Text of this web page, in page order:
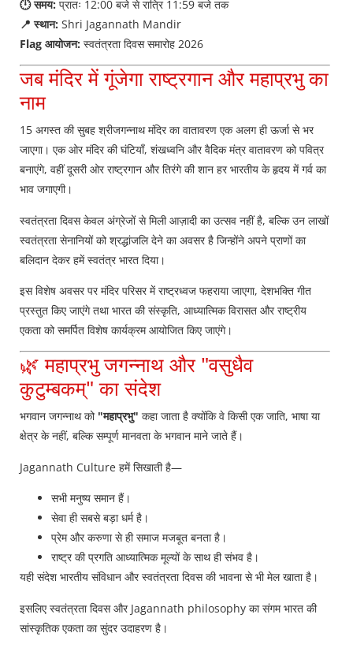
🕛 समय: प्रातः 12:00 बजे से रात्रि 11:59 बजे तक
📍 स्थान: Shri Jagannath Mandir
Flag आयोजन: स्वतंत्रता दिवस समारोह 2026
जब मंदिर में गूंजेगा राष्ट्रगान और महाप्रभु का
नाम
15 अगस्त की सुबह श्रीजगन्नाथ मंदिर का वातावरण एक अलग ही ऊर्जा से भर
जाएगा। एक ओर मंदिर की घंटियाँ, शंखध्वनि और वैदिक मंत्र वातावरण को पवित्र
बनाएंगे, वहीं दूसरी ओर राष्ट्रगान और तिरंगे की शान हर भारतीय के हृदय में गर्व का
भाव जगाएगी।
स्वतंत्रता दिवस केवल अंग्रेजों से मिली आज़ादी का उत्सव नहीं है, बल्कि उन लाखों
स्वतंत्रता सेनानियों को श्रद्धांजलि देने का अवसर है जिन्होंने अपने प्राणों का
बलिदान देकर हमें स्वतंत्र भारत दिया।
इस विशेष अवसर पर मंदिर परिसर में राष्ट्रध्वज फहराया जाएगा, देशभक्ति गीत
प्रस्तुत किए जाएंगे तथा भारत की संस्कृति, आध्यात्मिक विरासत और राष्ट्रीय
एकता को समर्पित विशेष कार्यक्रम आयोजित किए जाएंगे।
🌿 महाप्रभु जगन्नाथ और "वसुधैव
कुटुम्बकम्" का संदेश
भगवान जगन्नाथ को "महाप्रभु" कहा जाता है क्योंकि वे किसी एक जाति, भाषा या
क्षेत्र के नहीं, बल्कि सम्पूर्ण मानवता के भगवान माने जाते हैं।
Jagannath Culture हमें सिखाती है—
सभी मनुष्य समान हैं।
सेवा ही सबसे बड़ा धर्म है।
प्रेम और करुणा से ही समाज मजबूत बनता है।
राष्ट्र की प्रगति आध्यात्मिक मूल्यों के साथ ही संभव है।
यही संदेश भारतीय संविधान और स्वतंत्रता दिवस की भावना से भी मेल खाता है।
इसलिए स्वतंत्रता दिवस और Jagannath philosophy का संगम भारत की
सांस्कृतिक एकता का सुंदर उदाहरण है।